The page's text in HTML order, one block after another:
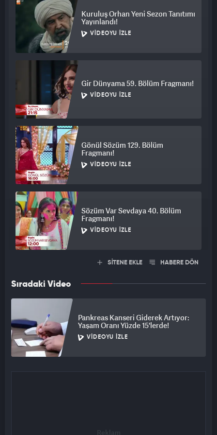
Kuruluş Orhan Yeni Sezon Tanıtımı
Yayınlandı!
VIDEOYU İZLE
Gir Dünyama 59. Bölüm Fragmanı!
VIDEOYU İZLE
Gönül Sözüm 129. Bölüm
Fragmanı!
VIDEOYU İZLE
Sözüm Var Sevdaya 40. Bölüm
Fragmanı!
VIDEOYU İZLE
SİTENE EKLE HABERE DÖN
Sıradaki Video
Pankreas Kanseri Giderek Artıyor:
Yaşam Oranı Yüzde 15'lerde!
VIDEOYU İZLE